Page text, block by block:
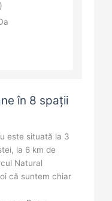
în 8 spații
este situată la 3
la 6 km de
Natural
că suntem chiar